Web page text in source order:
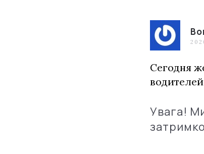
Сегодня
Увага!